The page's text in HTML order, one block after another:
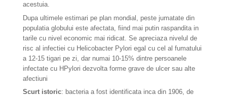
acestuia.
Dupa ultimele estimari pe plan mondial, peste jumatate din
populatia globului este afectata, fiind mai putin raspandita in
tarile cu nivel economic mai ridicat. Se apreciaza nivelul de
risc al infectiei cu Helicobacter Pylori egal cu cel al fumatului
a 12-15 tigari pe zi, dar numai 10-15% dintre persoanele
infectate cu HPylori dezvolta forme grave de ulcer sau alte
afectiuni
Scurt istoric: bacteria a fost identificata inca din 1906, de